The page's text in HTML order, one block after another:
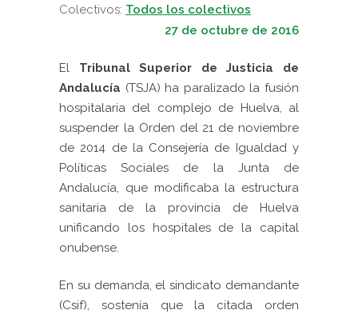
Colectivos: Todos los colectivos
27 de octubre de 2016
El Tribunal Superior de Justicia de
Andalucía (TSJA) ha paralizado la fusión
hospitalaria del complejo de Huelva, al
suspender la Orden del 21 de noviembre
de 2014 de la Consejería de Igualdad y
Políticas Sociales de la Junta de
Andalucía, que modificaba la estructura
sanitaria de la provincia de Huelva
unificando los hospitales de la capital
onubense.
En su demanda, el sindicato demandante
(Csif), sostenía que la citada orden